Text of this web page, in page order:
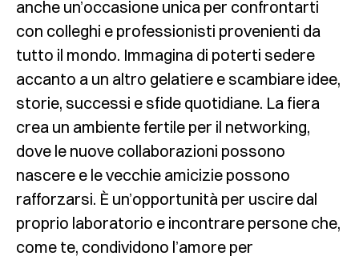
anche un’occasione unica per confrontarti
con colleghi e professionisti provenienti da
tutto il mondo. Immagina di poterti sedere
accanto a un altro gelatiere e scambiare idee,
storie, successi e sfide quotidiane. La fiera
crea un ambiente fertile per il networking,
dove le nuove collaborazioni possono
nascere e le vecchie amicizie possono
rafforzarsi. È un’opportunità per uscire dal
proprio laboratorio e incontrare persone che,
come te, condividono l’amore per